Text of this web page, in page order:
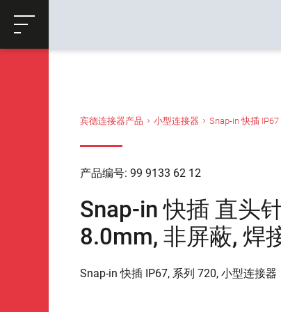
购物车
宾德连接器产品 小型连接器 Snap-in 快插 IP67
产品编号: 99 9133 62 12
Snap-in 快插 直头
8.0mm, 非屏蔽, 焊
Snap-in 快插 IP67, 系列 720, 小型连接器